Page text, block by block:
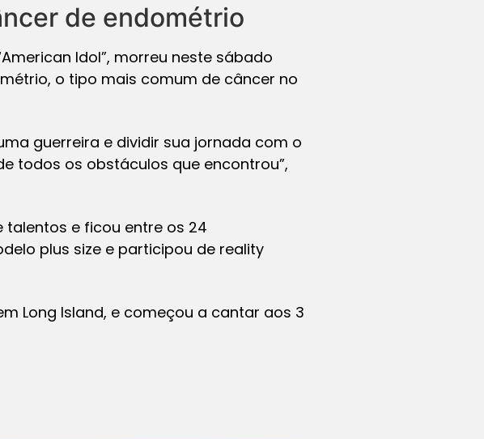
de endométrio
Idol”, morreu neste sábado
o tipo mais comum de câncer no
guerreira e dividir sua jornada com o
todos os obstáculos que encontrou”,
e ficou entre os 24
plus size e participou de reality
Long Island, e começou a cantar aos 3